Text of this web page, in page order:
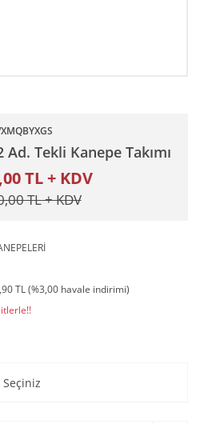
Tekli Kanepe Takımı
TL + KDV
TL + KDV
TL (%3,00 havale indirimi)